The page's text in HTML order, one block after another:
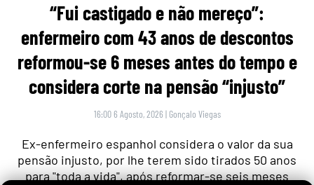
“Fui castigado e não mereço”:
enfermeiro com 43 anos de descontos
reformou-se 6 meses antes do tempo e
considera corte na pensão “injusto”
16:00 6 Agosto, 2026 | Gonçalo Viegas
Ex-enfermeiro espanhol considera o valor da sua
pensão injusto, por lhe terem sido tirados 50 anos
para "toda a vida", após reformar-se seis meses